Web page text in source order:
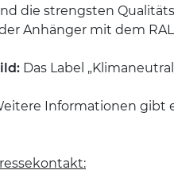
die strengsten
Anhänger mit dem RAL
Das Label
Informationen gibt